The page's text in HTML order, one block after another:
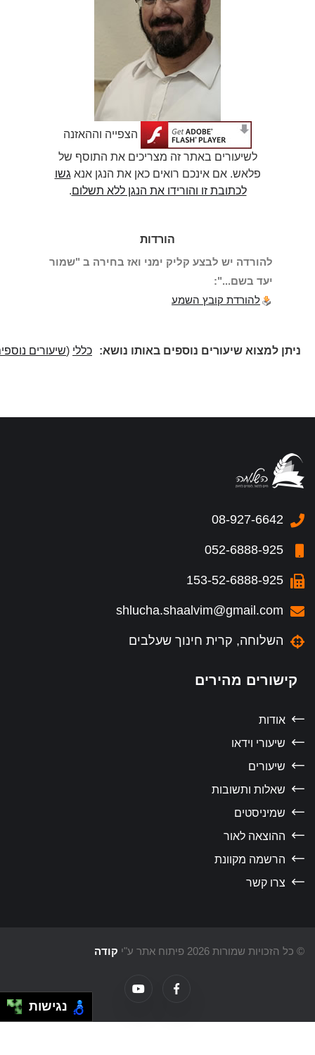
הצפייה וההאזנה
לשיעורים באתר זה מצריכים את התוסף של
פלאש. אם אינכם רואים כאן את הנגן אנאגשו
לכתובת זו והורידו את הנגן ללא תשלום.
הורדות
להורדה יש לבצע קליק ימני ואז בחירה ב "שמור
יעד בשם...":
להורדת קובץ השמע
ניתן למצוא שיעורים נוספים באותו נושא: כללי(שיעורים נוספים)
08-927-6642
052-6888-925
153-52-6888-925
shlucha.shaalvim@gmail.com
השלוחה, קרית חינוך שעלבים
קישורים מהירים
אודות
שיעורי וידאו
שיעורים
שאלות ותשובות
שמיניסטים
ההוצאה לאור
הרשמה מקוונת
צרו קשר
הזכויות שמורות 2026 פיתוח אתר ע"י קודה
נגישות